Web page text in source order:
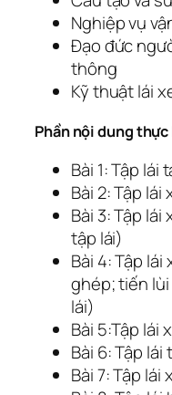
Nghiệp vụ
Đạo đức
thông
Kỹ thuật lái
Phần nội dung
Bài 1: Tập lái
Bài 2: Tập
Bài 3: Tập
tập lái)
Bài 4: Tập
ghép; tiến
lái)
Bài 5:Tập lái
Bài 6: Tập
Bài 7: Tập